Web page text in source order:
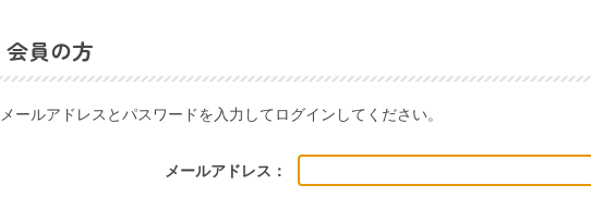
会員の方
メールアドレスとパスワードを入力してログインしてください。
メールアドレス：